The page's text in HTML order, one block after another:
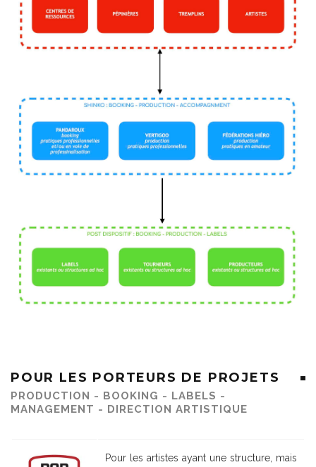
POUR LES PORTEURS DE PROJETS
PRODUCTION - BOOKING - LABELS -
MANAGEMENT - DIRECTION ARTISTIQUE
Pour les artistes ayant une structure, mais